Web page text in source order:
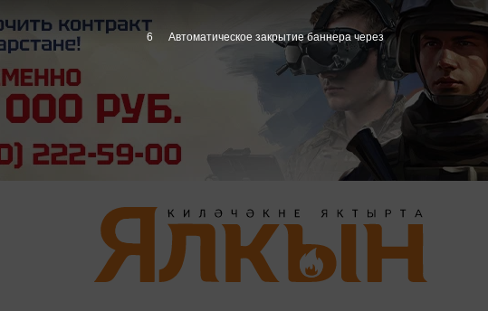
4 Автоматическое закрытие баннера через